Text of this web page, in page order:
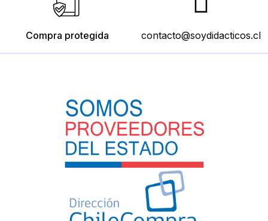
Compra protegida contacto@soydidacticos.cl